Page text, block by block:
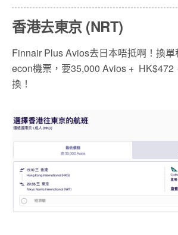
香港去東京 (NRT)
Finnair Plus Avios去日本唔抵啊！換
econ機票，要35,000 Avios + HK$472
換！